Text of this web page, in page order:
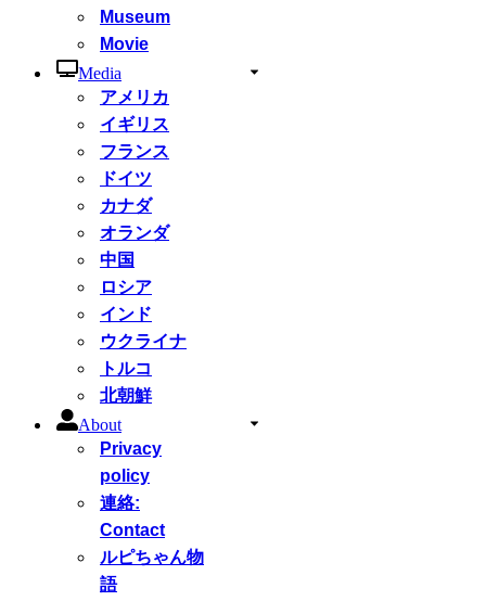
Museum
Movie
Media
アメリカ
イギリス
フランス
ドイツ
カナダ
オランダ
中国
ロシア
インド
ウクライナ
トルコ
北朝鮮
About
Privacy
policy
連絡:
Contact
ルピちゃん物
語